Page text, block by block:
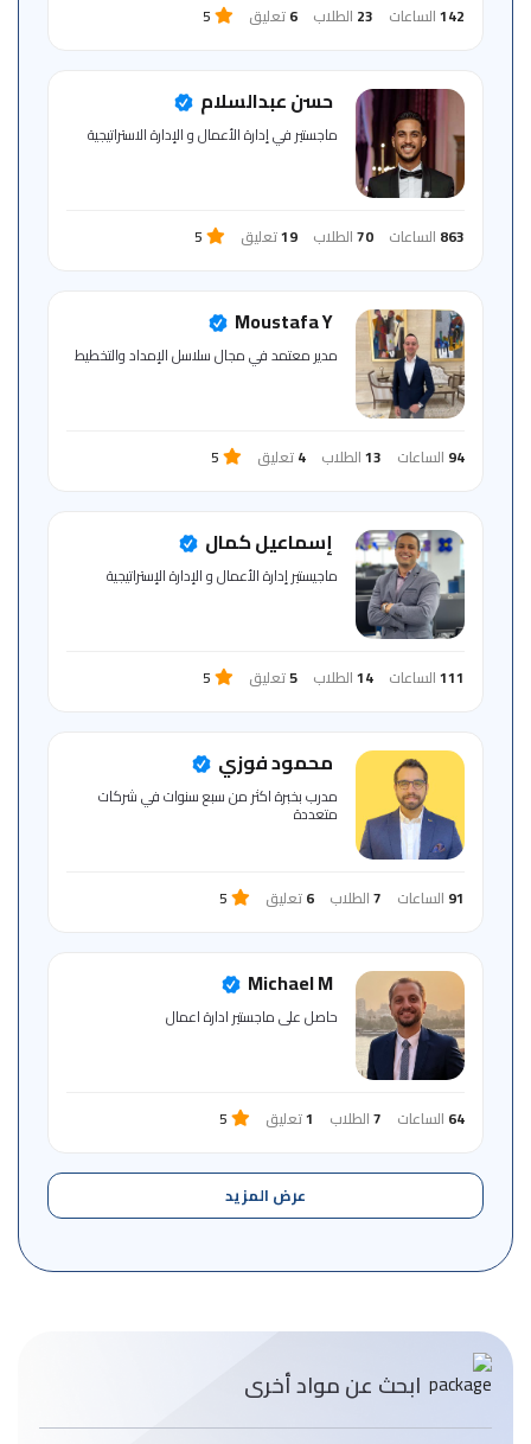
142الساعات 23 الطلاب 6تعليق 5
حسن عبدالسلام
ماجستير في إدارة الأعمال و الإدارة الاستراتيجية
863 الساعات 70الطلاب 19تعليق 5
Moustafa Y
مدير ‏معتمد ‏في ‏مجال ‏سلاسل ‏الإمداد ‏والتخطيط
94 الساعات 13الطلاب 4تعليق 5
إسماعيل كمال
ماجيستير إدارة الأعمال و الإدارة الإستراتيجية
111الساعات 14الطلاب 5تعليق 5
محمود فوزي
مدرب بخبرة اكثر من سبع سنوات في شركات
متعددة
91 الساعات 7الطلاب 6تعليق 5
Michael M
حاصل على ماجستير ادارة اعمال
64 الساعات 7الطلاب 1تعليق 5
عرض المزيد
ابحث عن مواد أخرى